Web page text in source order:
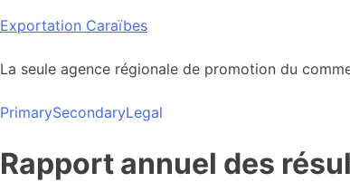
Skip
content
Exportation Caraïbes
La seule agence régionale de promotion du
PrimarySecondaryLegal
Rapport annuel des